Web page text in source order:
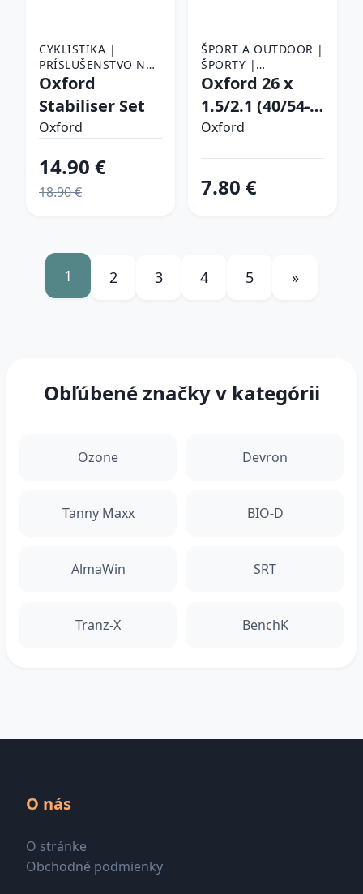
CYKLISTIKA |
PRÍSLUŠENSTVO NA
BICYKEL | POMOCNÉ
Oxford
Stabiliser Set
Oxford
14.90 €
18.90 €
ŠPORT A OUTDOOR |
ŠPORTY |
CYKLISTIKA |
BICYKEL | DUŠE NA
BICYKLE
Oxford 26 x
1.5/2.1 (40/54-
559) AV 40 mm
Oxford
7.80 €
1 2 3 4 5 »
Obľúbené značky v kategórii
Ozone Devron
Tanny Maxx BIO-D
AlmaWin SRT
Tranz-X BenchK
O nás
O stránke
Obchodné podmienky